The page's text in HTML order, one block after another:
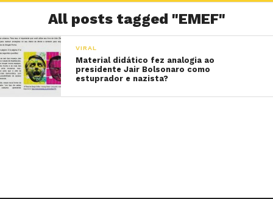
All posts tagged "EMEF"
VIRAL
Material didático fez analogia ao
presidente Jair Bolsonaro como
estuprador e nazista?